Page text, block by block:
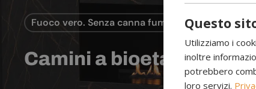
Fuoco vero. Senza canna fumaria.
Camini a bioetanolo
Questo
Utilizziamo i
inoltre
potrebbero
loro servizi.